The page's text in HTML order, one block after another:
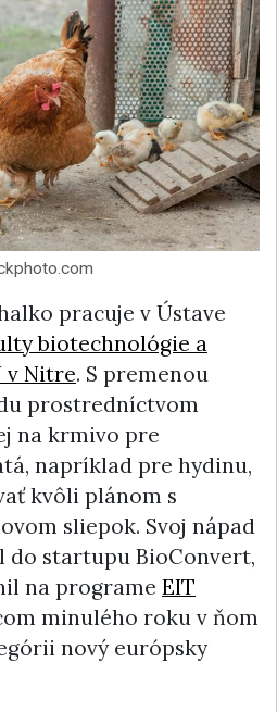
pracuje v Ústave
biotechnológie a
v Nitre. S premenou
prostredníctvom
na krmivo pre
napríklad pre hydinu,
kvôli plánom s
sliepok. Svoj nápad
do startupu BioConvert,
na programe EIT
minulého roku v ňom
nový európsky